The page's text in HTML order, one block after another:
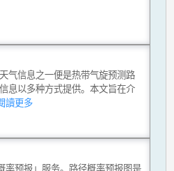
气信息之一便是热带气旋预测路
息以多种方式提供。本文旨在介
閱讀更多
率预报」服务。路径概率预报图是